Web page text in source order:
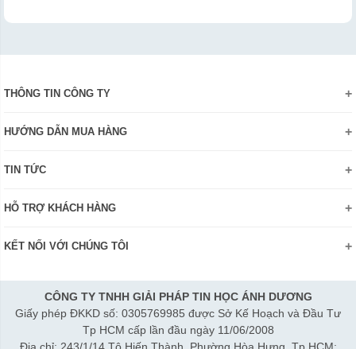
THÔNG TIN CÔNG TY
Chính sách bảo mật thông tin
HƯỚNG DẪN MUA HÀNG
Thanh toán và giao hàng
Hướng dẫn đăng ký tài khoản
Kiểm tra tình trạng đơn hàng
TIN TỨC
Review sản phẩm
HỖ TRỢ KHÁCH HÀNG
Hợp tác: LienHe@sisco.com.vn
Thời gian làm việc từ Thứ 2- Thứ 7:
Sáng 8h15-12h; Chiều 1h15-5h30
KẾT NỐI VỚI CHÚNG TÔI
CÔNG TY TNHH GIẢI PHÁP TIN HỌC ÁNH DƯƠNG
Giấy phép ĐKKD số: 0305769985 được Sở Kế Hoạch và Đầu Tư
Tp HCM cấp lần đầu ngày 11/06/2008